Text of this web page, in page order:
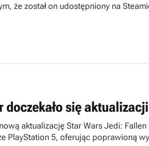
że został on udostępniony na
się
aktualizację Star Wars Jedi:
PlayStation 5, oferując poprawioną